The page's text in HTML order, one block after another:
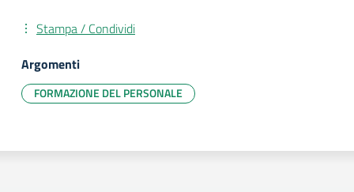
Stampa / Condividi
Argomenti
FORMAZIONE DEL PERSONALE